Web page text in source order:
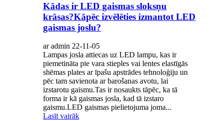
Kādas ir LED gaismas sloksņu
krāsas?Kāpēc izvēlēties izmantot LED
gaismas joslu?
ar admin 22-11-05
Lampas josla attiecas uz LED lampu, kas ir
piemetināta pie vara stieples vai lentes elastīgās
shēmas plates ar īpašu apstrādes tehnoloģiju un
pēc tam savienota ar barošanas avotu, lai
izstarotu gaismu.Tas ir nosaukts tāpēc, ka tā
forma ir kā gaismas josla, kad tā izstaro
gaismu.LED gaismas pielietojuma joma...
Lasīt vairāk